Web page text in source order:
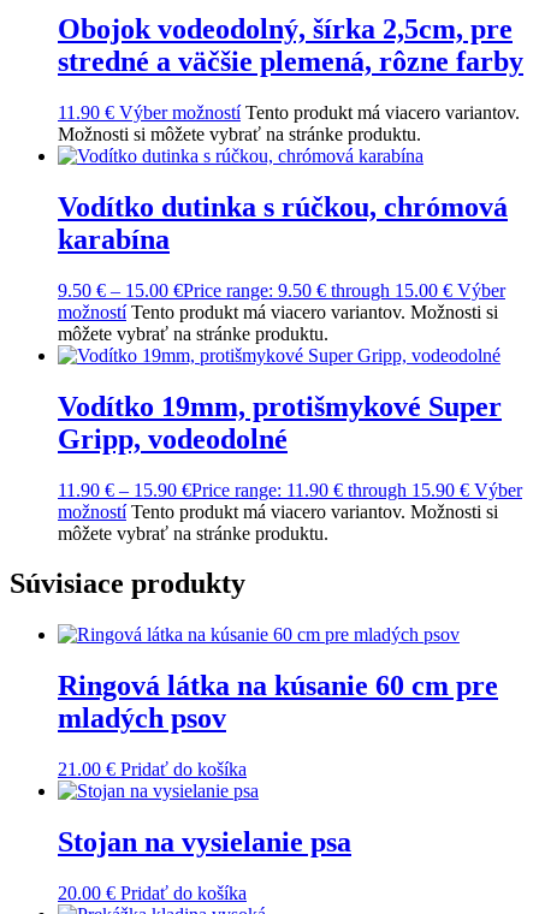
Obojok vodeodolný, šírka 2,5cm, pre
stredné a väčšie plemená, rôzne farby
11.90 € Výber možností Tento produkt má viacero variantov.
Možnosti si môžete vybrať na stránke produktu.
Vodítko dutinka s rúčkou, chrómová
karabína
9.50 € – 15.00 €Price range: 9.50 € through 15.00 € Výber
možností Tento produkt má viacero variantov. Možnosti si
môžete vybrať na stránke produktu.
Vodítko 19mm, protišmykové Super
Gripp, vodeodolné
11.90 € – 15.90 €Price range: 11.90 € through 15.90 € Výber
možností Tento produkt má viacero variantov. Možnosti si
môžete vybrať na stránke produktu.
Súvisiace produkty
Ringová látka na kúsanie 60 cm pre
mladých psov
21.00 € Pridať do košíka
Stojan na vysielanie psa
20.00 € Pridať do košíka